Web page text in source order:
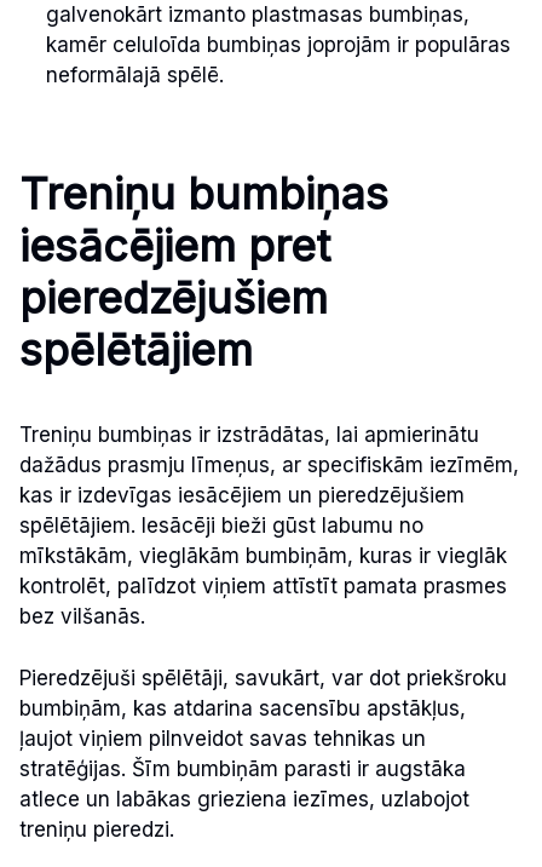
galvenokārt izmanto plastmasas bumbiņas,
kamēr celuloīda bumbiņas joprojām ir populāras
neformālajā spēlē.
Treniņu bumbiņas
iesācējiem pret
pieredzējušiem
spēlētājiem
Treniņu bumbiņas ir izstrādātas, lai apmierinātu
dažādus prasmju līmeņus, ar specifiskām iezīmēm,
kas ir izdevīgas iesācējiem un pieredzējušiem
spēlētājiem. Iesācēji bieži gūst labumu no
mīkstākām, vieglākām bumbiņām, kuras ir vieglāk
kontrolēt, palīdzot viņiem attīstīt pamata prasmes
bez vilšanās.
Pieredzējuši spēlētāji, savukārt, var dot priekšroku
bumbiņām, kas atdarina sacensību apstākļus,
ļaujot viņiem pilnveidot savas tehnikas un
stratēģijas. Šīm bumbiņām parasti ir augstāka
atlece un labākas grieziena iezīmes, uzlabojot
treniņu pieredzi.